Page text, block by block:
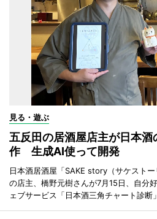
見る・遊ぶ
五反田の居酒屋店主が日本酒
作 生成AI使って開発
日本酒居酒屋「SAKE story（サケストー
の店主、橋野元樹さんが7月15日、自分
ェブサービス「日本酒三角チャート診断